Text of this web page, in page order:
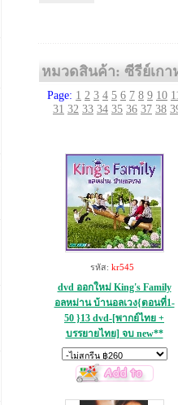
หมวดสินค้า: ซีรีย์เก
Page: 1 2 3 4 5 6 7 8 9 10
31 32 33 34 35 36 37 38
รหัส: kr545
dvd ออกใหม่ King's Family
อลหม่าน บ้านอลเวง{ตอนที่1-
50 }13 dvd-[พากย์ไทย +
บรรยายไทย] จบ new**